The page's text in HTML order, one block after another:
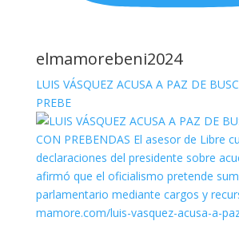
elmamorebeni2024
LUIS VÁSQUEZ ACUSA A PAZ DE
PREBE